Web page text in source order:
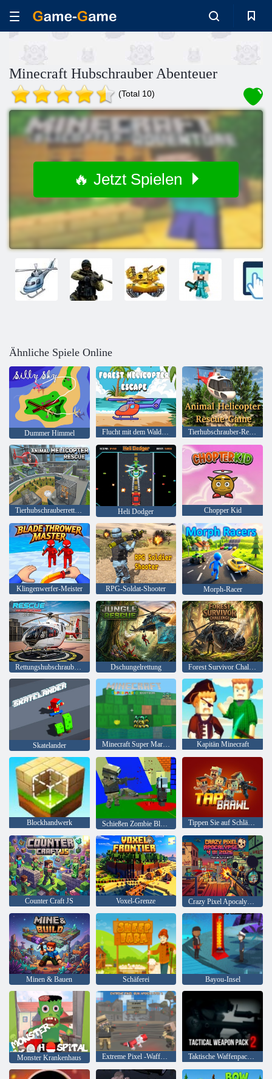
Minecraft Hubschrauber Abenteuer
(Total 10)
🔥 Jetzt Spielen
Ähnliche Spiele Online
Dummer Himmel Flucht mit dem Waldhubschrauber Tierhubschrauber-Rettungsspiel
Tierhubschrauberrettung Heli Dodger Chopper Kid
Klingenwerfer-Meister RPG-Soldat-Shooter Morph-Racer
Rettungshubschrauberspiel 3d 2025 Dschungelrettung Forest Survivor Challenge
Skatelander Minecraft Super Mario Edition Kapitän Minecraft
Blockhandwerk Schießen Zombie Blocky Gun Warfare Tippen Sie auf Schlägerei
Counter Craft JS Voxel-Grenze Crazy Pixel Apocalypse 4 UI 2026
Minen & Bauen Schäferei Bayou-Insel
Monster Krankenhaus Extreme Pixel -Waffen -Apokalypse 3 Taktische Waffenpackung 2